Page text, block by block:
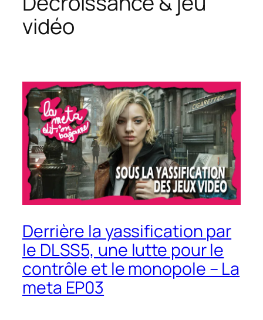
vidéo
Derrière la yassification par
le DLSS5, une lutte pour le
contrôle et le monopole – La
meta EP03